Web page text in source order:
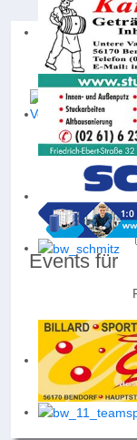
Events für
Keine